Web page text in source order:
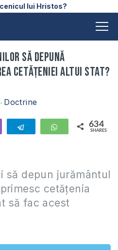
lui Hristos?
să depună
cetăţeniei altui stat?
Doctrine
Telegram WhatsApp
634
SHARES
să depun jurământul
cetăţenia
să fac acest